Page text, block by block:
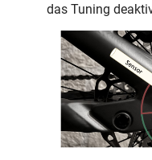
das Tuning